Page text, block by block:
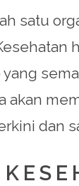
satu
akan
dan